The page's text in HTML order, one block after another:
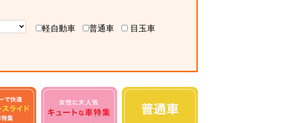
軽自動車 普通車 目玉車